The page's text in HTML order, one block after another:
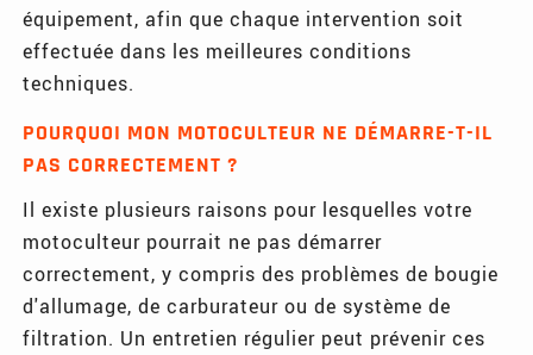
équipement, afin que chaque intervention soit
effectuée dans les meilleures conditions
techniques.
POURQUOI MON MOTOCULTEUR NE DÉMARRE-T-IL
PAS CORRECTEMENT ?
Il existe plusieurs raisons pour lesquelles votre
motoculteur pourrait ne pas démarrer
correctement, y compris des problèmes de bougie
d'allumage, de carburateur ou de système de
filtration. Un entretien régulier peut prévenir ces